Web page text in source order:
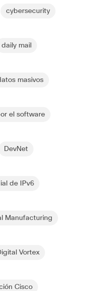
cybersecurity
daily mail
masivos
el software
DevNet
de IPv6
Manufacturing
Vortex
Cisco